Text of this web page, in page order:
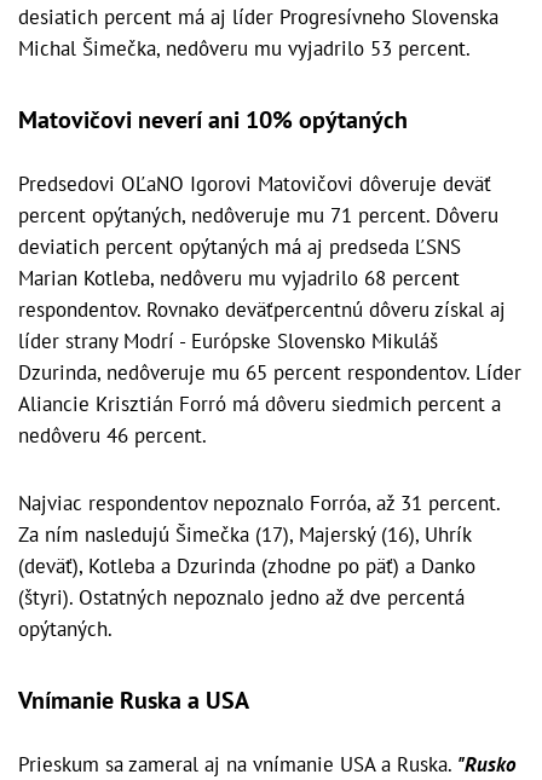
desiatich percent má aj líder Progresívneho Slovenska
Michal Šimečka, nedôveru mu vyjadrilo 53 percent.
Matovičovi neverí ani 10% opýtaných
Predsedovi OĽaNO Igorovi Matovičovi dôveruje deväť
percent opýtaných, nedôveruje mu 71 percent. Dôveru
deviatich percent opýtaných má aj predseda ĽSNS
Marian Kotleba, nedôveru mu vyjadrilo 68 percent
respondentov. Rovnako deväťpercentnú dôveru získal aj
líder strany Modrí - Európske Slovensko Mikuláš
Dzurinda, nedôveruje mu 65 percent respondentov. Líder
Aliancie Krisztián Forró má dôveru siedmich percent a
nedôveru 46 percent.
Najviac respondentov nepoznalo Forróa, až 31 percent.
Za ním nasledujú Šimečka (17), Majerský (16), Uhrík
(deväť), Kotleba a Dzurinda (zhodne po päť) a Danko
(štyri). Ostatných nepoznalo jedno až dve percentá
opýtaných.
Vnímanie Ruska a USA
Prieskum sa zameral aj na vnímanie USA a Ruska. "Rusko